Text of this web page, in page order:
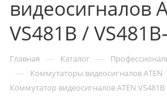
видеосигналов
VS481B /
Главная — Каталог —
— Коммутаторы видеосигналов ATEN
Коммутатор видеосигналов ATEN VS481B